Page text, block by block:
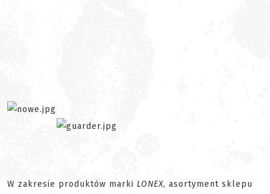
W zakresie produktów marki LONEX, asortyment sklepu